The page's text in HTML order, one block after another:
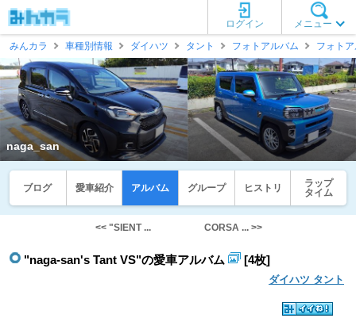
メニュー
ログイン
みんカラ
車種別情報 ダイハツ タント フォトアルバム フォト
naga_san
ブログ 愛車紹介 アルバム グループ ヒストリ
ラップ
タイム
<< "SIENT ... CORSA ... >>
"naga-san's Tant VS"の愛車アルバム [4枚]
ダイハツ タント